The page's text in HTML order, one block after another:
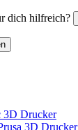
dich hilfreich?
3D Drucker
3D Drucker